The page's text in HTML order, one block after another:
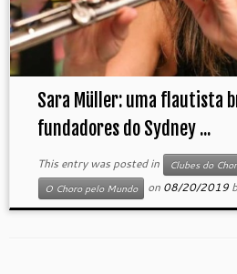
Sara Müller: uma flautista
fundadores do Sydney ...
This entry was posted in Clubes do
O Choro pelo Mundo
on 08/20/2019